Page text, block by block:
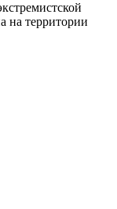
на территории